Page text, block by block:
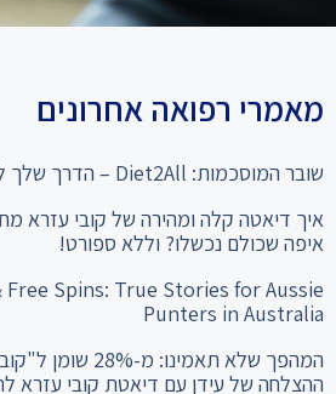
מאמרי רפואה אחרונים
שובר המוסכמות: Diet2All – הדרך שלך לחיים חדשים
איך דיאטה קלה ומהירה של קובי עזרא
איפה שכולם נכשלו? וללא ספורט!
Free Spins: True Stories for Aussie
Punters in Australia
המהפך שלא תאמינו:
ההצלחה של עידן עם דיאטת קובי עזרא